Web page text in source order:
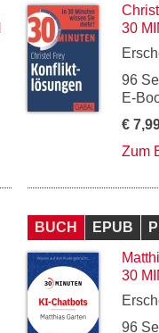
30
96
E-
€
Zum
BUCH EPUB
30
96